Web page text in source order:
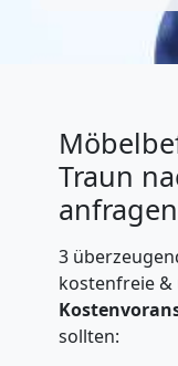
Traun
3
kostenfreie
sollten: